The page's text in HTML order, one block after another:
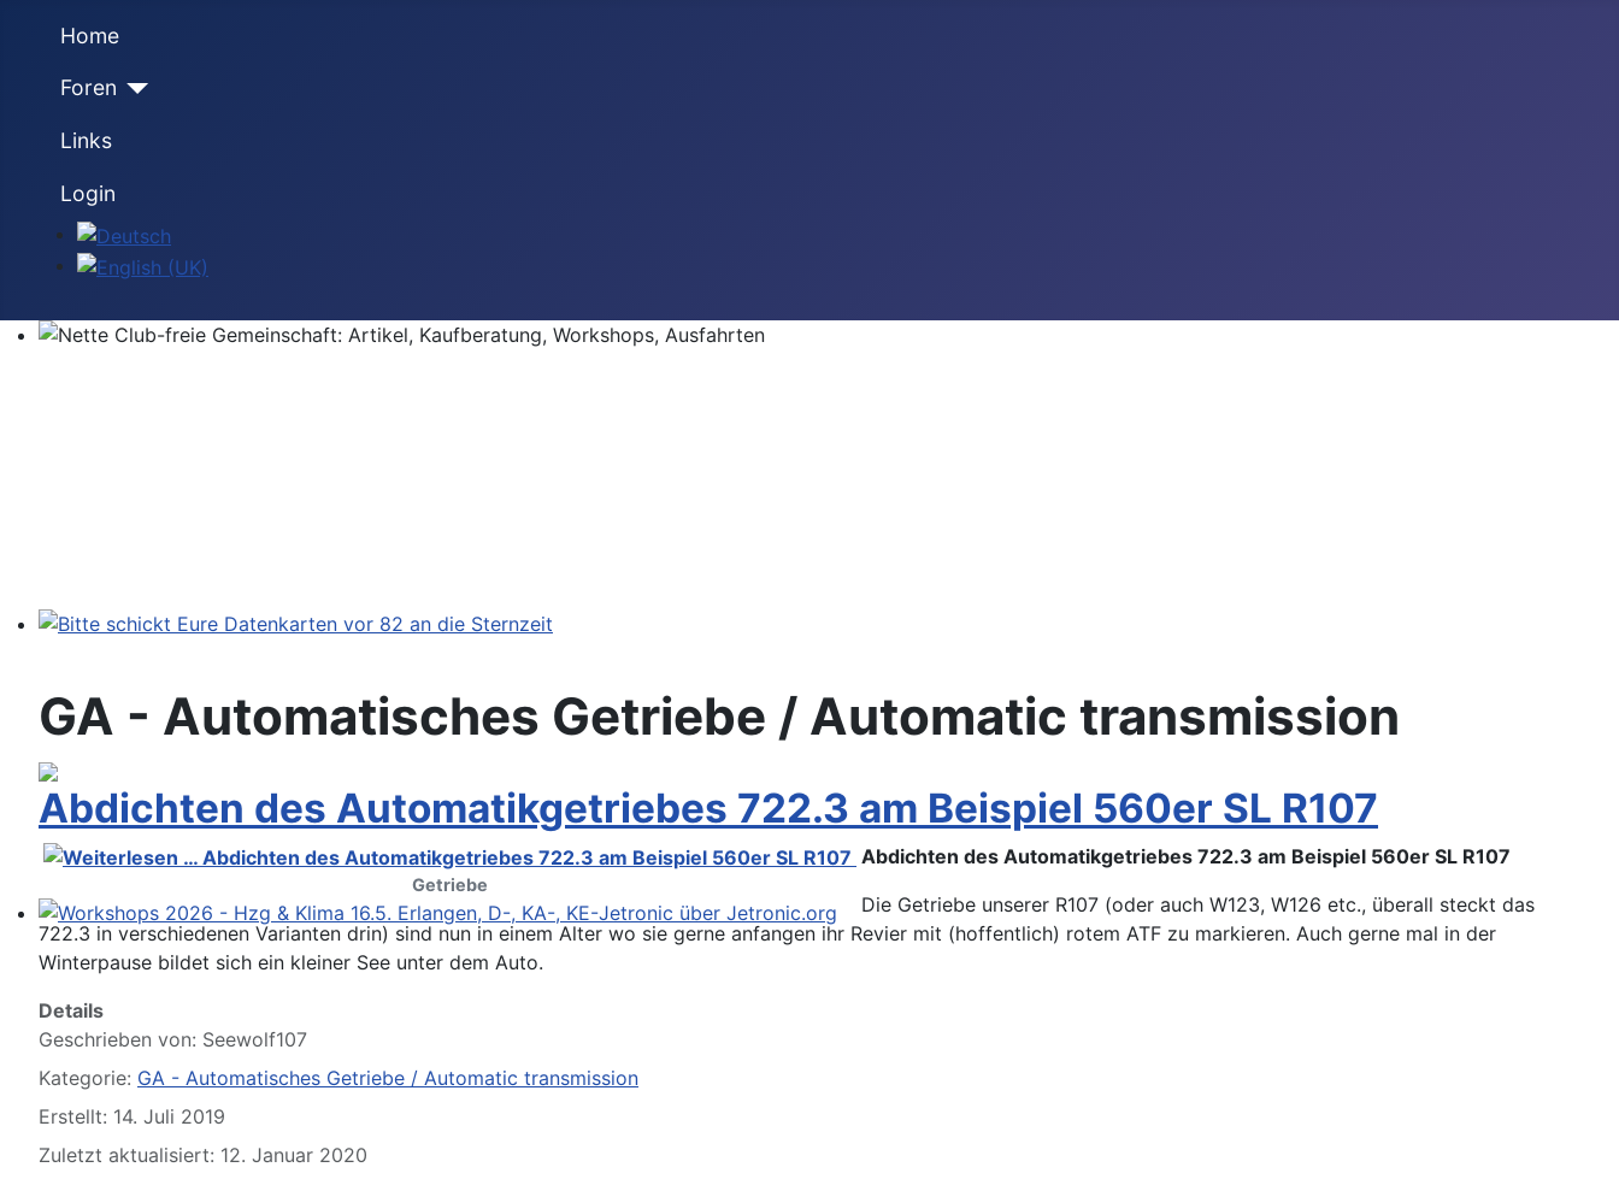
Home
Foren
Links
Login
Sprache auswählen
Workshops 2026 - Hzg & Klima 16.5. Erlangen, D-, KA-, KE-Jetronic über Jetronic.org
GA - Automatisches Getriebe / Automatic transmission
Abdichten des Automatikgetriebes 722.3 am Beispiel 560er SL R107
Getriebe
Abdichten des Automatikgetriebes 722.3 am Beispiel 560er SL R107
Die Getriebe unserer R107 (oder auch W123, W126 etc., überall steckt das
722.3 in verschiedenen Varianten drin) sind nun in einem Alter wo sie gerne anfangen ihr Revier mit (hoffentlich) rotem ATF zu markieren. Auch gerne mal in der
Winterpause bildet sich ein kleiner See unter dem Auto.
Details
Geschrieben von: Seewolf107
Kategorie: GA - Automatisches Getriebe / Automatic transmission
Erstellt: 14. Juli 2019
Zuletzt aktualisiert: 12. Januar 2020